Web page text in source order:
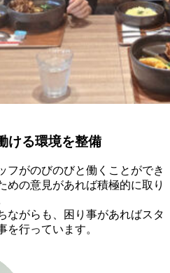
ける環境を整備
フがのびのびと働くことができ
めの意見があれば積極的に取り
ながらも、困り事があればスタ
を行っています。